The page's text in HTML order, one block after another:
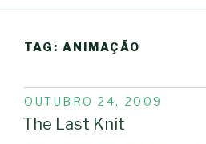
TAG: ANIMAÇÃO
PUBLICADO
EM
OUTUBRO 24, 2009
The Last Knit